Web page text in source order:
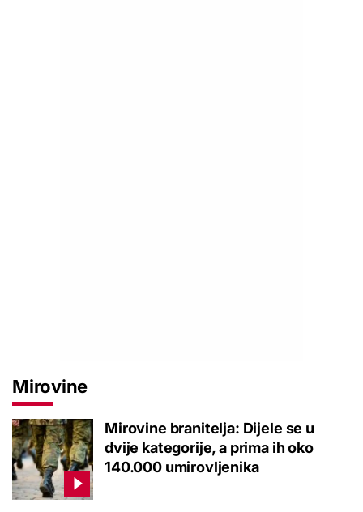
Mirovine
Mirovine branitelja: Dijele se u
dvije kategorije, a prima ih oko
140.000 umirovljenika